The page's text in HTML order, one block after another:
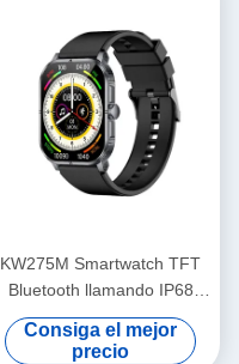
KW275M Smartwatch TFT
Bluetooth llamando IP68
Inmágnico Insular Dinámico
Consiga el mejor
precio